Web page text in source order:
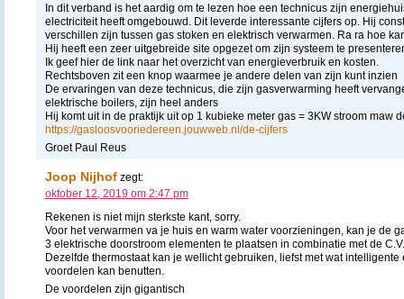
In dit verband is het aardig om te lezen hoe een technicus zijn
electriciteit heeft omgebouwd. Dit leverde interessante cijfers op. Hij
verschillen zijn tussen gas stoken en elektrisch verwarmen. Ra ra hoe
Hij heeft een zeer uitgebreide site opgezet om zijn systeem te
Ik geef hier de link naar het overzicht van energieverbruik en kosten.
Rechtsboven zit een knop waarmee je andere delen van zijn kunt inzien
De ervaringen van deze technicus, die zijn gasverwarming heeft
elektrische boilers, zijn heel anders
Hij komt uit in de praktijk uit op 1 kubieke meter gas = 3KW stroom maw
https://gasloosvooriedereen.jouwweb.nl/de-cijfers
Groet Paul Reus
Joop Nijhof zegt:
oktober 12, 2019 om 2:47 pm
Rekenen is niet mijn sterkste kant, sorry.
Voor het verwarmen va je huis en warm water voorzieningen, kan je de
3 elektrische doorstroom elementen te plaatsen in combinatie met de
Dezelfde thermostaat kan je wellicht gebruiken, liefst met wat
voordelen kan benutten.
De voordelen zijn gigantisch